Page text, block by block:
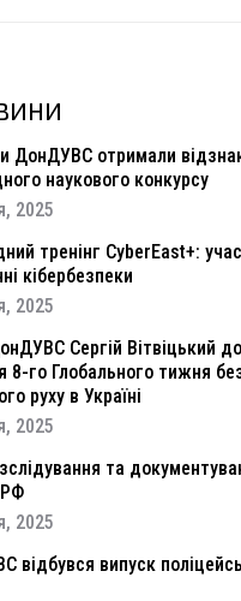
ДонДУВС отримали
наукового конкурсу
2025
тренінг CyberEast+:
кібербезпеки
2025
Сергій Вітвіцький
8-го Глобального тижня
руху в Україні
2025
та
РФ
2025
відбувся випуск